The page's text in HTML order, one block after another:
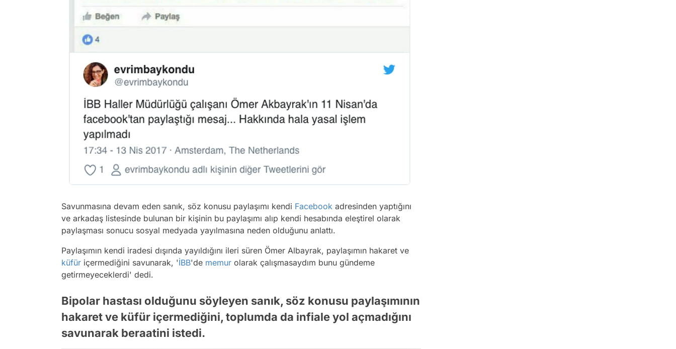
Savunmasına devam eden sanık, söz konusu paylaşımı kendi Facebook adresinden yaptığını
ve arkadaş listesinde bulunan bir kişinin bu paylaşımı alıp kendi hesabında eleştirel olarak
paylaşması sonucu sosyal medyada yayılmasına neden olduğunu anlattı.
Paylaşımın kendi iradesi dışında yayıldığını ileri süren Ömer Albayrak, paylaşımın hakaret ve
küfür içermediğini savunarak, 'İBB'de memur olarak çalışmasaydım bunu gündeme
getirmeyeceklerdi' dedi.
Bipolar hastası olduğunu söyleyen sanık, söz konusu paylaşımının
hakaret ve küfür içermediğini, toplumda da infiale yol açmadığını
savunarak beraatini istedi.